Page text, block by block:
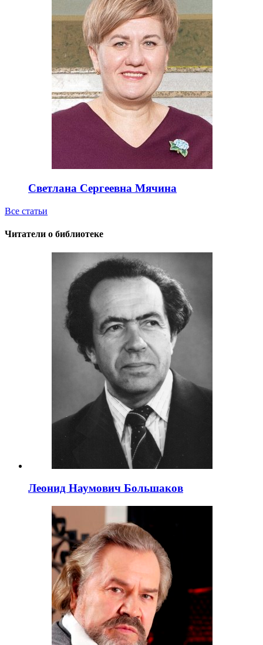
Светлана Сергеевна Мячина
Все статьи
Читатели о библиотеке
Леонид Наумович Большаков